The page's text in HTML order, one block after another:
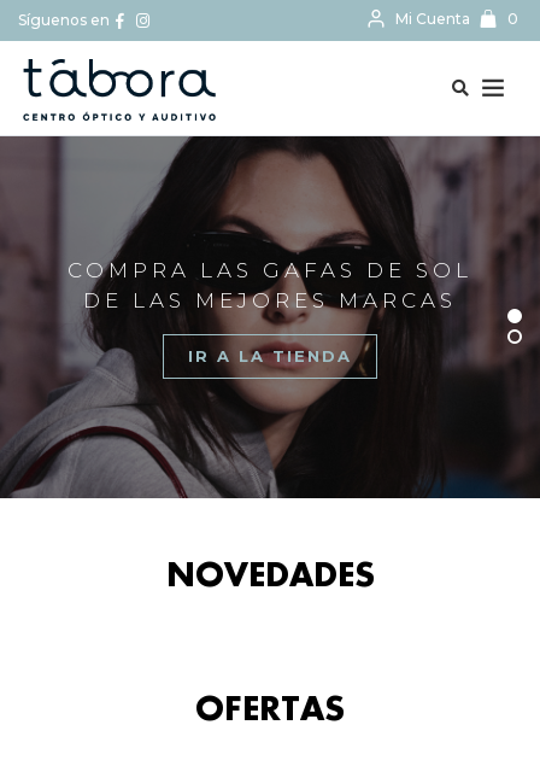
Síguenos en Mi Cuenta 0
COMPRA LAS GAFAS DE SOL
DE LAS MEJORES MARCAS
IR A LA TIENDA
NOVEDADES
OFERTAS